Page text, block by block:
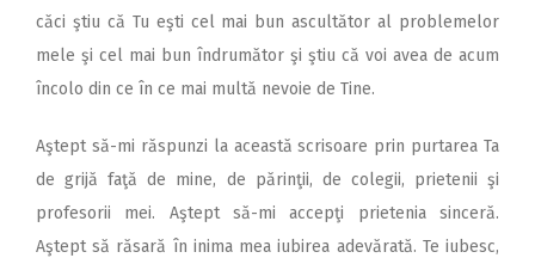
căci ştiu că Tu eşti cel mai bun ascultător al problemelor
mele şi cel mai bun îndrumător şi ştiu că voi avea de acum
încolo din ce în ce mai multă nevoie de Tine.
Aştept să-mi răspunzi la această scrisoare prin purtarea Ta
de grijă faţă de mine, de părinţii, de colegii, prietenii şi
profesorii mei. Aştept să-mi accepţi prietenia sinceră.
Aştept să răsară în inima mea iubirea adevărată. Te iubesc,